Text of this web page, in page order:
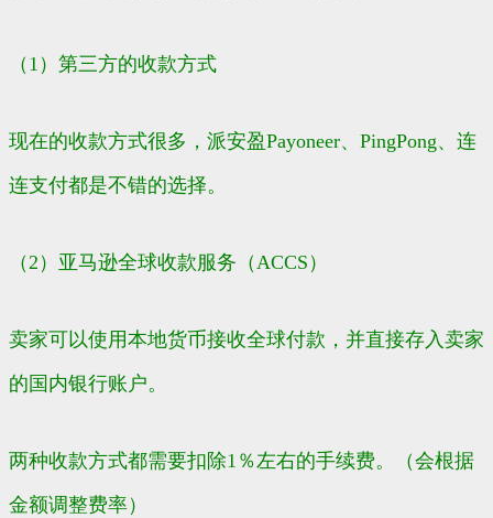
（1）第三方的收款方式
现在的收款方式很多， 派安盈Payoneer、PingPong、 连
连支付都是不错的选择。
（2）亚马逊全球收款服务（ACCS）
卖家可以使用本地货币接收全球付款，并直接存入卖家
的国内银行账户。
两种收款方式都需要扣除1％左右的手续费。（会根据
金额调整费率）